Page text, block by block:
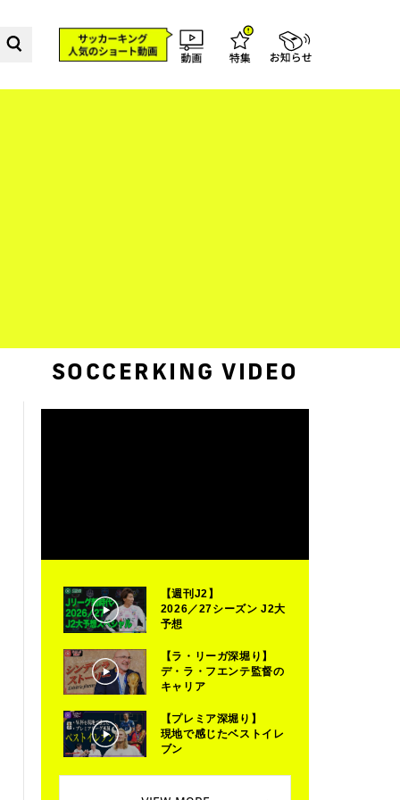
SOCCERKING VIDEO
【週刊J2】
2026／27シーズン J2大
予想
【ラ・リーガ深堀り】
デ・ラ・フエンテ監督の
キャリア
【プレミア深堀り】
現地で感じたベストイレ
ブン